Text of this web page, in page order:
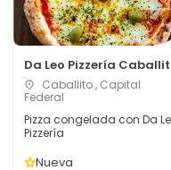
Da Leo Pizzería
Caballito , Capital
Federal
Pizza congelada con Da
Pizzería
Nueva